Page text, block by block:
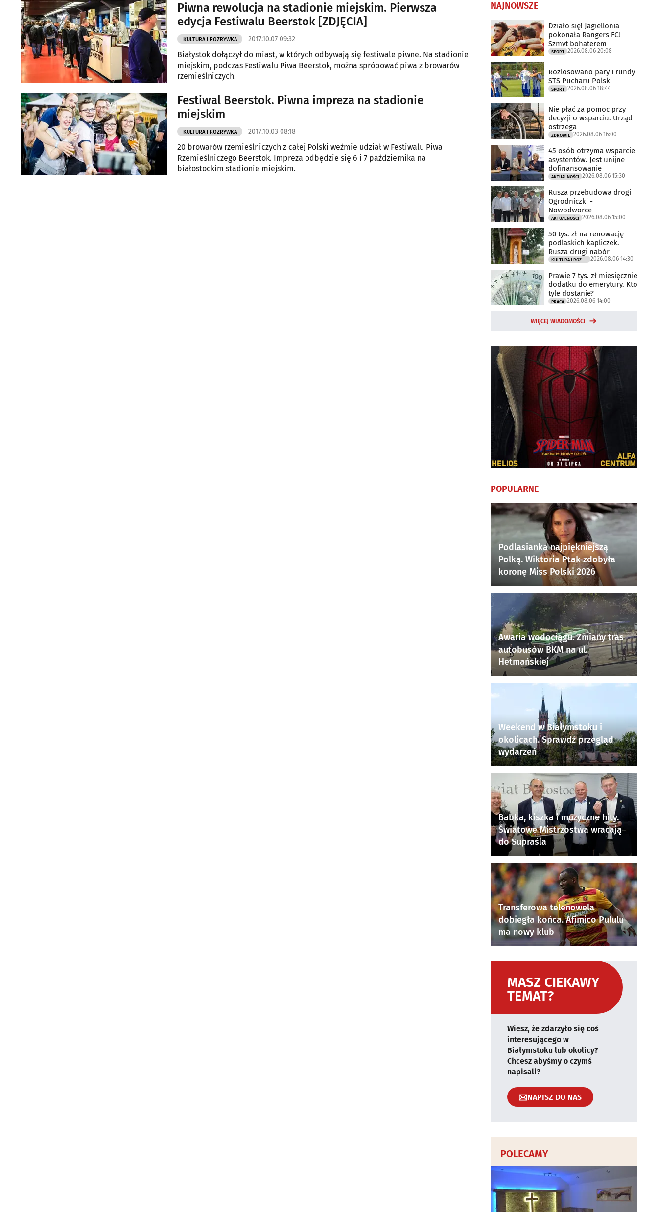
Piwna rewolucja na stadionie miejskim. Pierwsza
edycja Festiwalu Beerstok [ZDJĘCIA]
KULTURA I ROZRYWKA 2017.10.07 09:32
Białystok dołączył do miast, w których odbywają się festiwale piwne. Na stadionie
miejskim, podczas Festiwalu Piwa Beerstok, można spróbować piwa z browarów
rzemieślniczych.
Festiwal Beerstok. Piwna impreza na stadionie
miejskim
KULTURA I ROZRYWKA 2017.10.03 08:18
20 browarów rzemieślniczych z całej Polski weźmie udział w Festiwalu Piwa
Rzemieślniczego Beerstok. Impreza odbędzie się 6 i 7 października na
białostockim stadionie miejskim.
NAJNOWSZE
Działo się! Jagiellonia
pokonała Rangers FC!
Szmyt bohaterem
SPORT 2026.08.06 20:08
Rozlosowano pary I rundy
STS Pucharu Polski
SPORT 2026.08.06 18:44
Nie płać za pomoc przy
decyzji o wsparciu. Urząd
ostrzega
ZDROWIE 2026.08.06 16:00
45 osób otrzyma wsparcie
asystentów. Jest unijne
dofinansowanie
AKTUALNOŚCI 2026.08.06 15:30
Rusza przebudowa drogi
Ogrodniczki -
Nowodworce
AKTUALNOŚCI 2026.08.06 15:00
50 tys. zł na renowację
podlaskich kapliczek.
Rusza drugi nabór
2026.08.06 14:30
Prawie 7 tys. zł miesięcznie
dodatku do emerytury. Kto
tyle dostanie?
PRACA 2026.08.06 14:00
WIĘCEJ WIADOMOŚCI
POPULARNE
Podlasianka najpiękniejszą
Polką. Wiktoria Ptak zdobyła
koronę Miss Polski 2026
Awaria wodociągu. Zmiany tras
autobusów BKM na ul.
Hetmańskiej
Weekend w Białymstoku i
okolicach. Sprawdź przegląd
wydarzeń
Babka, kiszka i muzyczne hity.
Światowe Mistrzostwa wracają
do Supraśla
Transferowa telenowela
dobiegła końca. Afimico Pululu
ma nowy klub
MASZ CIEKAWY
TEMAT?
Wiesz, że zdarzyło się coś
interesującego w
Białymstoku lub okolicy?
Chcesz abyśmy o czymś
napisali?
NAPISZ DO NAS
POLECAMY